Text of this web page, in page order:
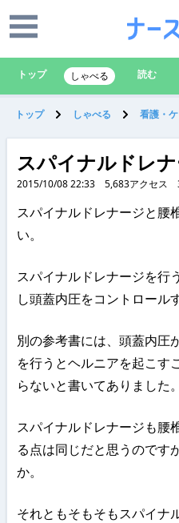
トップ しゃべる 読む
トップ しゃべる 看護・
スパイナルドレ
2015/10/08 22:33 5,683アクセス
スパイナルドレナージと腰
い。
スパイナルドレナージを行
し頭蓋内圧をコントロール
別の参考書には、頭蓋内圧
を行うとヘルニアを起こす
らないと書いてありました。
スパイナルドレナージも腰
る点は同じだと思うのです
か。
それともそもそもスパイナ